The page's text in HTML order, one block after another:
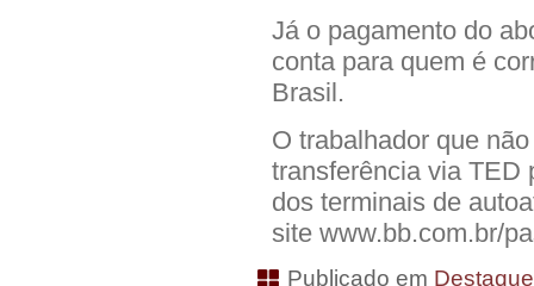
Já o pagamento do
conta para quem é
Brasil.
O trabalhador que
transferência via TED
dos terminais de
site www.bb.com.br/
Publicado em